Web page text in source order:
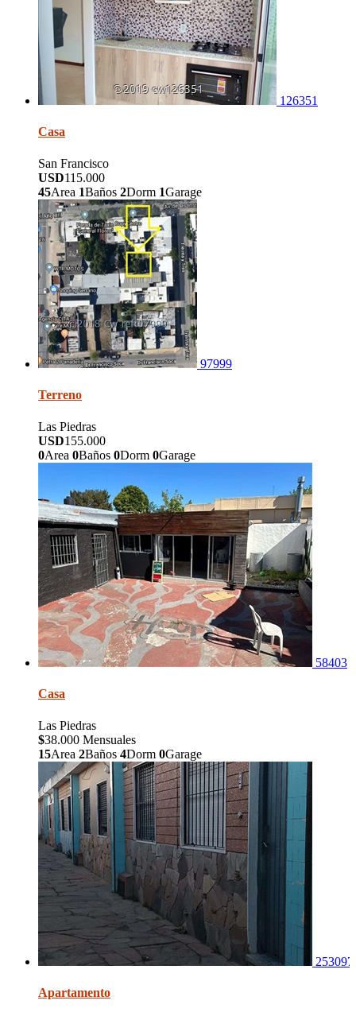
126351
Casa
San Francisco
USD115.000
45Area 1Baños 2Dorm 1Garage
97999
Terreno
Las Piedras
USD155.000
0Area 0Baños 0Dorm 0Garage
58403
Casa
Las Piedras
$38.000 Mensuales
15Area 2Baños 4Dorm 0Garage
253097
Apartamento